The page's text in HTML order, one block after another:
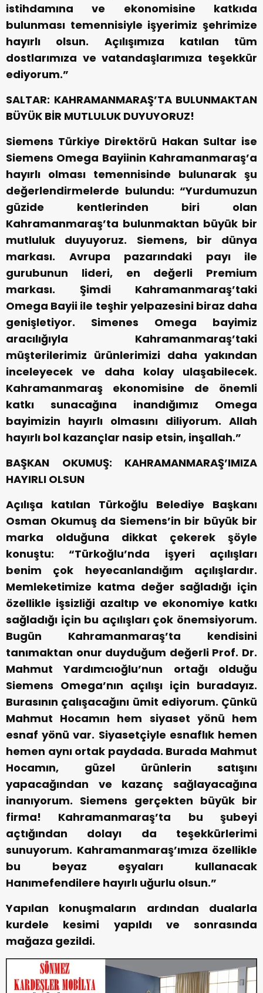
istihdamına ve ekonomisine katkıda
bulunması temennisiyle işyerimiz şehrimize
hayırlı olsun. Açılışımıza katılan tüm
dostlarımıza ve vatandaşlarımıza teşekkür
ediyorum.”
SALTAR: KAHRAMANMARAŞ’TA BULUNMAKTAN
BÜYÜK BİR MUTLULUK DUYUYORUZ!
Siemens Türkiye Direktörü Hakan Sultar ise
Siemens Omega Bayiinin Kahramanmaraş’a
hayırlı olması temennisinde bulunarak şu
değerlendirmelerde bulundu: “Yurdumuzun
güzide kentlerinden biri olan
Kahramanmaraş’ta bulunmaktan büyük bir
mutluluk duyuyoruz. Siemens, bir dünya
markası. Avrupa pazarındaki payı ile
gurubunun lideri, en değerli Premium
markası. Şimdi Kahramanmaraş’taki
Omega Bayii ile teşhir yelpazesini biraz daha
genişletiyor. Simenes Omega bayimiz
aracılığıyla Kahramanmaraş’taki
müşterilerimiz ürünlerimizi daha yakından
inceleyecek ve daha kolay ulaşabilecek.
Kahramanmaraş ekonomisine de önemli
katkı sunacağına inandığımız Omega
bayimizin hayırlı olmasını diliyorum. Allah
hayırlı bol kazançlar nasip etsin, inşallah.”
BAŞKAN OKUMUŞ: KAHRAMANMARAŞ’IMIZA
HAYIRLI OLSUN
Açılışa katılan Türkoğlu Belediye Başkanı
Osman Okumuş da Siemens’in bir büyük bir
marka olduğuna dikkat çekerek şöyle
konuştu: “Türkoğlu’nda işyeri açılışları
benim çok heyecanlandığım açılışlardır.
Memleketimize katma değer sağladığı için
özellikle işsizliği azaltıp ve ekonomiye katkı
sağladığı için bu açılışları çok önemsiyorum.
Bugün Kahramanmaraş’ta kendisini
tanımaktan onur duyduğum değerli Prof. Dr.
Mahmut Yardımcıoğlu’nun ortağı olduğu
Siemens Omega’nın açılışı için buradayız.
Burasının çalışacağını ümit ediyorum. Çünkü
Mahmut Hocamın hem siyaset yönü hem
esnaf yönü var. Siyasetçiyle esnaflık hemen
hemen aynı ortak paydada. Burada Mahmut
Hocamın, güzel ürünlerin satışını
yapacağından ve kazanç sağlayacağına
inanıyorum. Siemens gerçekten büyük bir
firma! Kahramanmaraş’ta bu şubeyi
açtığından dolayı da teşekkürlerimi
sunuyorum. Kahramanmaraş’ımıza özellikle
bu beyaz eşyaları kullanacak
Hanımefendilere hayırlı uğurlu olsun.”
Yapılan konuşmaların ardından dualarla
kurdele kesimi yapıldı ve sonrasında
mağaza gezildi.